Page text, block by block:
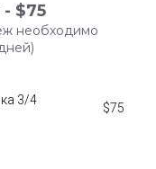
- $75
необходимо
3/4
$75